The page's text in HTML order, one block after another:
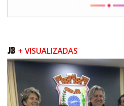
08/08/2026 | 07:00
Teatro Bruno Nitz terá concerto “Rock
+ VISUALIZADAS